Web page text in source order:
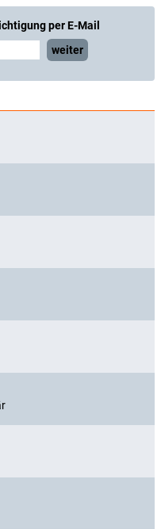
per E-Mail
weiter